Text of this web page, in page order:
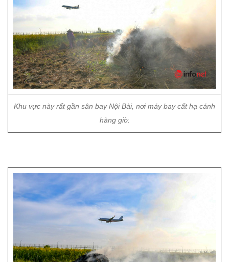
Khu vực này rất gần sân bay Nội Bài, nơi máy bay cất hạ cánh
hàng giờ.